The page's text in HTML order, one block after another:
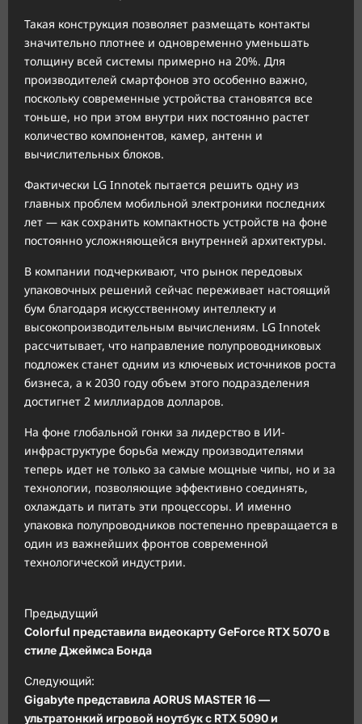
Такая конструкция позволяет размещать контакты
значительно плотнее и одновременно уменьшать
толщину всей системы примерно на 20%. Для
производителей смартфонов это особенно важно,
поскольку современные устройства становятся все
тоньше, но при этом внутри них постоянно растет
количество компонентов, камер, антенн и
вычислительных блоков.
Фактически LG Innotek пытается решить одну из
главных проблем мобильной электроники последних
лет — как сохранить компактность устройств на фоне
постоянно усложняющейся внутренней архитектуры.
В компании подчеркивают, что рынок передовых
упаковочных решений сейчас переживает настоящий
бум благодаря искусственному интеллекту и
высокопроизводительным вычислениям. LG Innotek
рассчитывает, что направление полупроводниковых
подложек станет одним из ключевых источников роста
бизнеса, а к 2030 году объем этого подразделения
достигнет 2 миллиардов долларов.
На фоне глобальной гонки за лидерство в ИИ-
инфраструктуре борьба между производителями
теперь идет не только за самые мощные чипы, но и за
технологии, позволяющие эффективно соединять,
охлаждать и питать эти процессоры. И именно
упаковка полупроводников постепенно превращается в
один из важнейших фронтов современной
технологической индустрии.
а
в
и
г
Предыдущий
Colorful представила видеокарту GeForce RTX 5070 в
стиле Джеймса Бонда
Следующий:
Gigabyte представила AORUS MASTER 16 —
ультратонкий игровой ноутбук с RTX 5090 и